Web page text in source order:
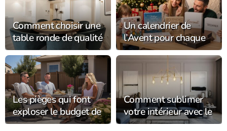
Comment choisir une
table ronde de qualité
pour votre intérieur ?
Un calendrier de
l’Avent pour chaque
membre de la famille
Les pièges qui font
exploser le budget de
votre salon de jardin
Comment sublimer
votre intérieur avec le
luminaire haut de